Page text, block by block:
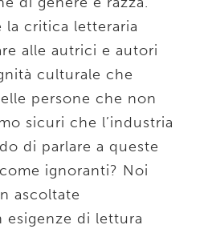
la critica letteraria
alle autrici e autori
culturale che
persone che non
sicuri che l’industria
di parlare a queste
ignoranti? Noi
ascoltate
esigenze di lettura